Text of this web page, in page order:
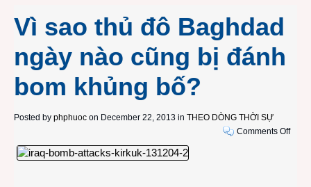
Vì sao thủ đô Baghdad
ngày nào cũng bị đánh
bom khủng bố?
Posted by phphuoc on December 22, 2013 in THEO DÒNG THỜI SỰ
Comments Offon